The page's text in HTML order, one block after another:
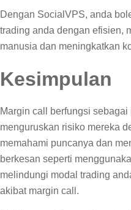
Dengan SocialVPS, anda
trading anda dengan efisien,
manusia dan meningkatkan
Kesimpulan
Margin call berfungsi
menguruskan risiko mereka
memahami puncanya dan
berkesan seperti
melindungi modal trading
akibat margin call.